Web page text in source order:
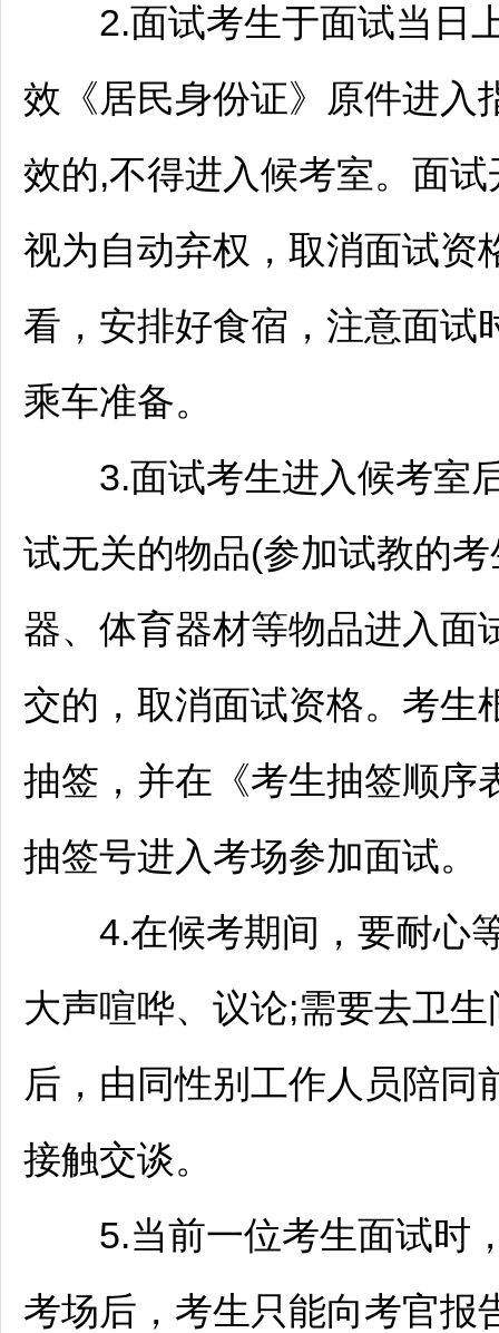
2.面试考生于面试当日上
效《居民身份证》原件进入
效的,不得进入候考室。面
视为自动弃权，取消面试资
看，安排好食宿，注意面试
乘车准备。
3.面试考生进入候考室后
试无关的物品(参加试教的
器、体育器材等物品进入面
交的，取消面试资格。考生
抽签，并在《考生抽签顺序
抽签号进入考场参加面试。
4.在候考期间，要耐心等
大声喧哗、议论;需要去卫
后，由同性别工作人员陪同
接触交谈。
5.当前一位考生面试时，
考场后，考生只能向考官报